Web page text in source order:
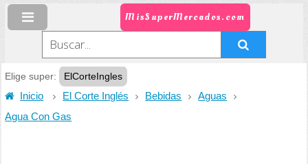
MisSuperMercados.com
Elige super:
ElCorteIngles
Inicio
El Corte Inglés Bebidas
Aguas
Agua Con Gas